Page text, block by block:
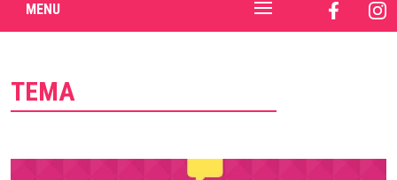
MENU
TEMA